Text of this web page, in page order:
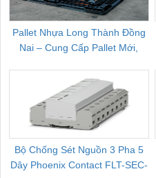
Pallet Nhựa Long Thành Đồng
Nai – Cung Cấp Pallet Mới,
Bộ Chống Sét Nguồn 3 Pha 5
Dây Phoenix Contact FLT-SEC-